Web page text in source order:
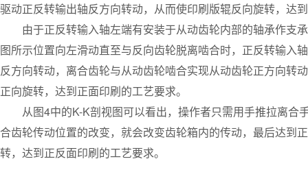
驱动正反转输出轴反方向转动，从而使印刷版辊反向旋转，达
由于正反转输入轴左端有安装于从动齿轮内部的轴承作支
图所示位置向左滑动直至与反向齿轮脱离啮合时，正反转输入
反方向转动，离合齿轮与从动齿轮啮合实现从动齿轮正方向转
正向旋转，达到正面印刷的工艺要求。
从图4中的K-K剖视图可以看出，操作者只需用手推拉离合
合齿轮传动位置的改变，就会改变齿轮箱内的传动，最后达到
转，达到正反面印刷的工艺要求。